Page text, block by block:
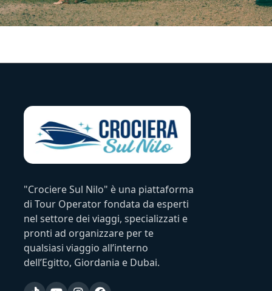
"Crociere Sul Nilo" è una piattaforma
di Tour Operator fondata da esperti
nel settore dei viaggi, specializzati e
pronti ad organizzare per te
qualsiasi viaggio all’interno
dell’Egitto, Giordania e Dubai.